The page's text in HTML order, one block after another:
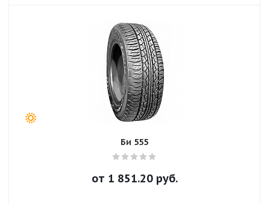
Би 555
от 1 851.20руб.